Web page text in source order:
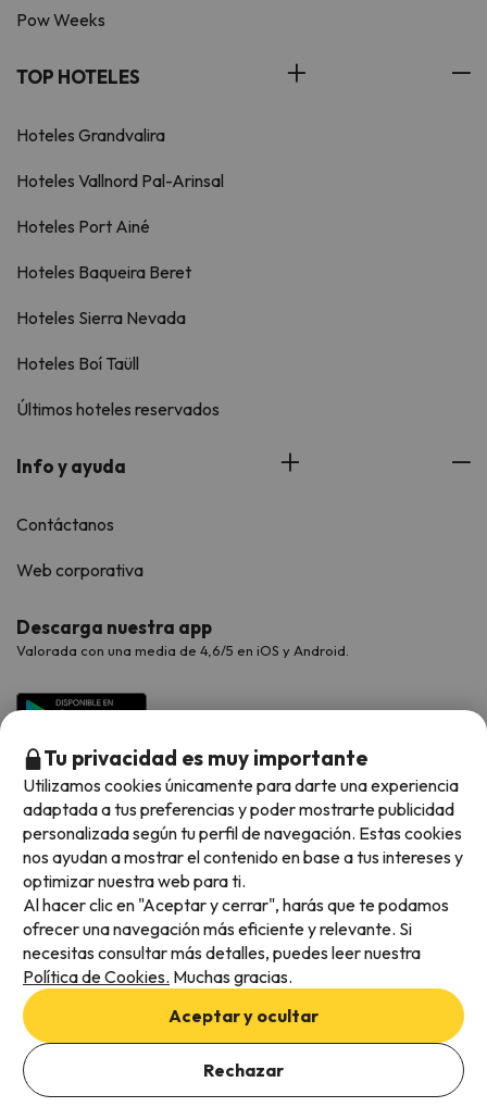
Añade las fechas para comprobar la disponibilidad
Añadir fechas
Pow Weeks
TOP HOTELES
Hoteles Grandvalira
Hoteles Vallnord Pal-Arinsal
Hoteles Port Ainé
Hoteles Baqueira Beret
Hoteles Sierra Nevada
Hoteles Boí Taüll
Últimos hoteles reservados
Info y ayuda
Contáctanos
Web corporativa
Descarga nuestra app
Valorada con una media de 4,6/5 en iOS y Android.
Métodos de pago disponibles
Condiciones generales
Privacidad de datos
Política de cookies
Tu privacidad es muy importante
Utilizamos cookies únicamente para darte una experiencia
adaptada a tus preferencias y poder mostrarte publicidad
personalizada según tu perfil de navegación. Estas cookies
nos ayudan a mostrar el contenido en base a tus intereses y
optimizar nuestra web para ti.
Al hacer clic en "Aceptar y cerrar", harás que te podamos
ofrecer una navegación más eficiente y relevante. Si
necesitas consultar más detalles, puedes leer nuestra
Política de Cookies. Muchas gracias.
Aceptar y ocultar
Rechazar